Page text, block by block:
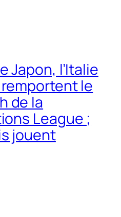
Japon, l’Italie
le
de la
League ;
jouent